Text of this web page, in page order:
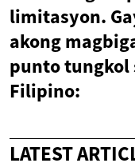
limitasyon.
akong
punto tungkol
Filipino:
LATEST